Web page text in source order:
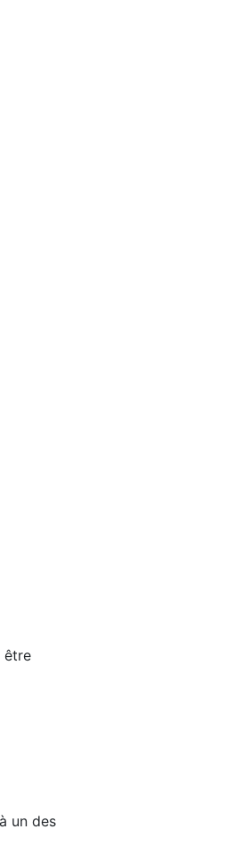
être
un des